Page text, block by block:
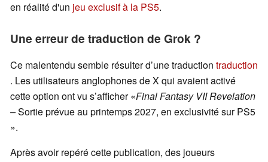
en réalité d'un jeu exclusif à la PS5.
Une erreur de traduction de Grok ?
Ce malentendu semble résulter d’une traduction traduction
. Les utilisateurs anglophones de X qui avaient activé
cette option ont vu s’afficher «Final Fantasy VII Revelation
–Sortie prévue au printemps 2027, en exclusivité sur PS5
».
Après avoir repéré cette publication, des joueurs